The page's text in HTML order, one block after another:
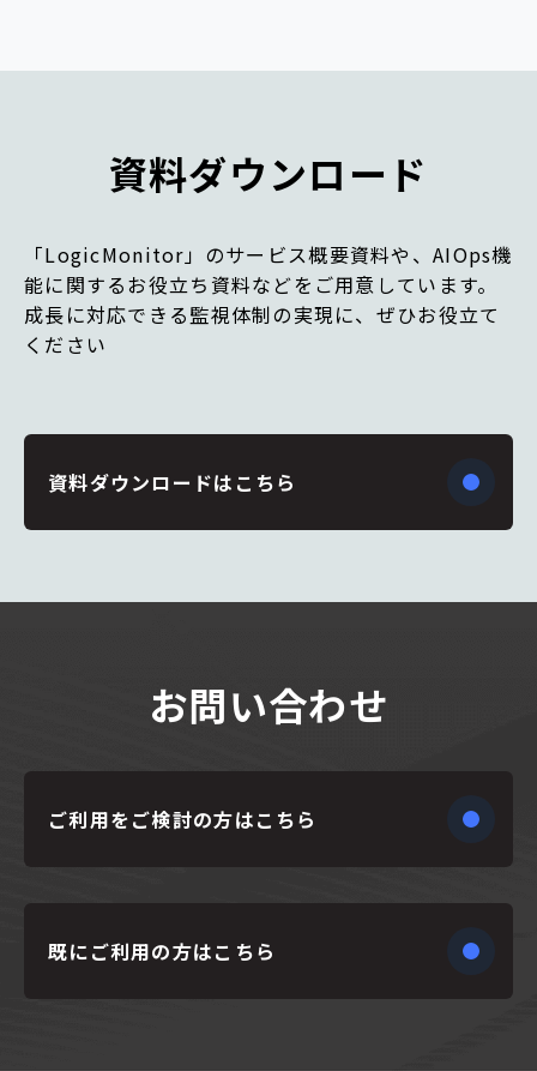
資料ダウンロード
「LogicMonitor」のサービス概要資料や、AIOps機
能に関するお役立ち資料などをご用意しています。
成長に対応できる監視体制の実現に、ぜひお役立て
ください
資料ダウンロードはこちら
お問い合わせ
ご利用をご検討の方はこちら
既にご利用の方はこちら